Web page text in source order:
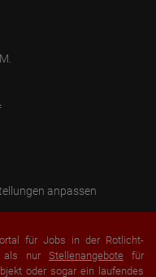
anpassen
für Jobs in der Rotlicht-
als nur Stellenangebote für
oder sogar ein laufendes